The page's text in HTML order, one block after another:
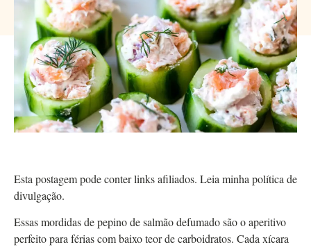
Esta postagem pode conter links afiliados. Leia minha política de
divulgação.
Essas mordidas de pepino de salmão defumado são o aperitivo
perfeito para férias com baixo teor de carboidratos. Cada xícara